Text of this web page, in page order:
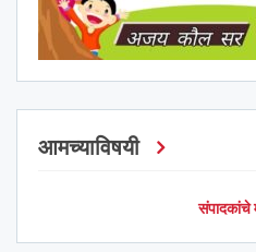
आमच्याविषयी
संपादकांचे